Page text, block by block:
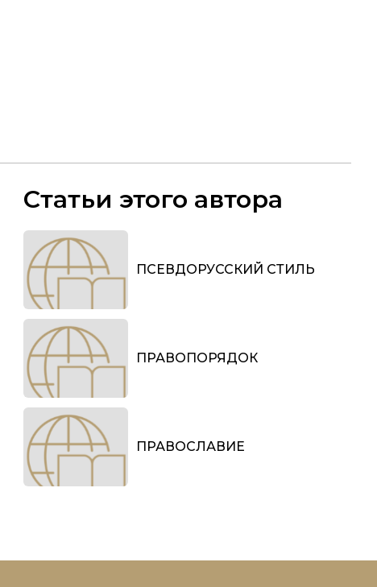
Статьи этого автора
ПСЕВДОРУССКИЙ СТИЛЬ
ПРАВОПОРЯДОК
ПРАВОСЛАВИЕ